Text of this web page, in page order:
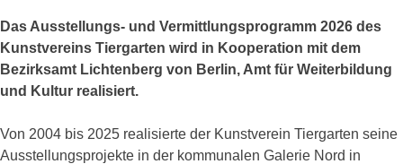
Das Ausstellungs- und Vermittlungsprogramm 2026 des
Kunstvereins Tiergarten wird in Kooperation mit dem
Bezirksamt Lichtenberg von Berlin, Amt für Weiterbildung
und Kultur realisiert.
Von 2004 bis 2025 realisierte der Kunstverein Tiergarten seine
Ausstellungsprojekte in der kommunalen Galerie Nord in